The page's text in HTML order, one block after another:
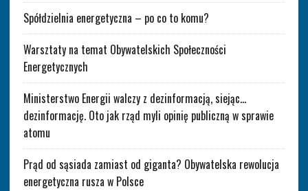
Spółdzielnia energetyczna – po co to komu?
Warsztaty na temat Obywatelskich Społeczności
Energetycznych
Ministerstwo Energii walczy z dezinformacją, siejąc…
dezinformację. Oto jak rząd myli opinię publiczną w sprawie
atomu
Prąd od sąsiada zamiast od giganta? Obywatelska rewolucja
energetyczna rusza w Polsce